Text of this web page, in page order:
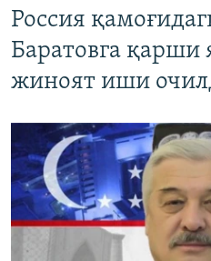
Россия
Баратовга қарши
жиноят иши